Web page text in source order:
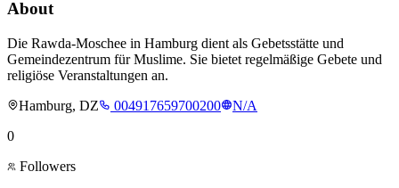
About
Die Rawda-Moschee in Hamburg dient als Gebetsstätte und
Gemeindezentrum für Muslime. Sie bietet regelmäßige Gebete und
religiöse Veranstaltungen an.
Hamburg, DZ
004917659700200
N/A
0
Followers